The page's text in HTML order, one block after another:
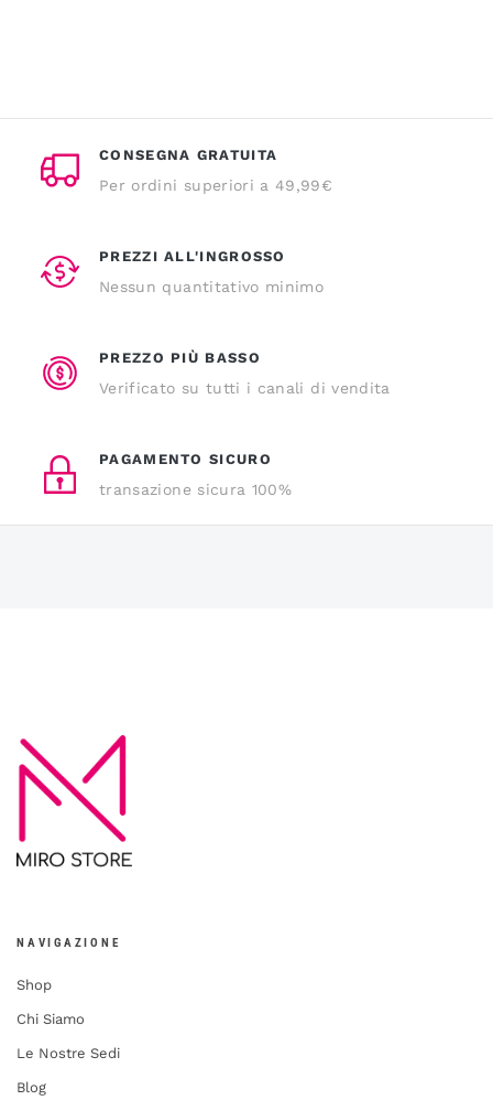
CONSEGNA GRATUITA
Per ordini superiori a 49,99€
PREZZI ALL'INGROSSO
Nessun quantitativo minimo
PREZZO PIÙ BASSO
Verificato su tutti i canali di vendita
PAGAMENTO SICURO
transazione sicura 100%
NAVIGAZIONE
Shop
Chi Siamo
Le Nostre Sedi
Blog